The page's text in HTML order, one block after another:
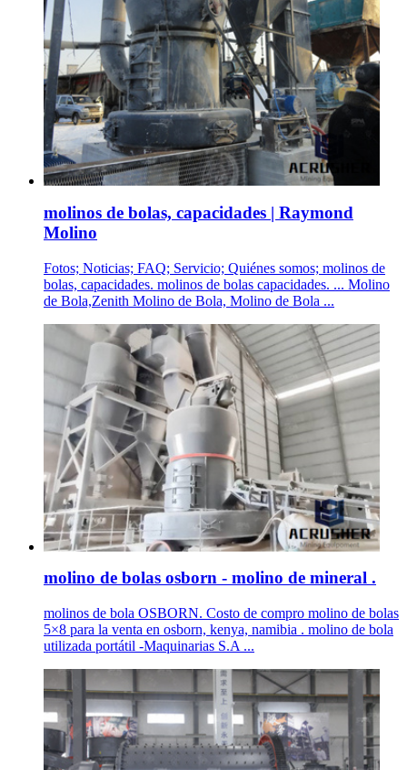
molinos de bolas, capacidades | Raymond
Molino
Fotos; Noticias; FAQ; Servicio; Quiénes somos; molinos de
bolas, capacidades. molinos de bolas capacidades. ... Molino
de Bola,Zenith Molino de Bola, Molino de Bola ...
molino de bolas osborn - molino de mineral .
molinos de bola OSBORN. Costo de compro molino de bolas
5×8 para la venta en osborn, kenya, namibia . molino de bola
utilizada portátil -Maquinarias S.A ...